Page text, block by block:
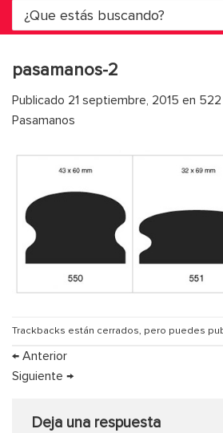
Buscar
por:
pasamanos-2
Publicado 21 septiembre, 2015 en
Pasamanos
Trackbacks están cerrados, pero puedes
← Anterior
Siguiente →
Deja una respuesta